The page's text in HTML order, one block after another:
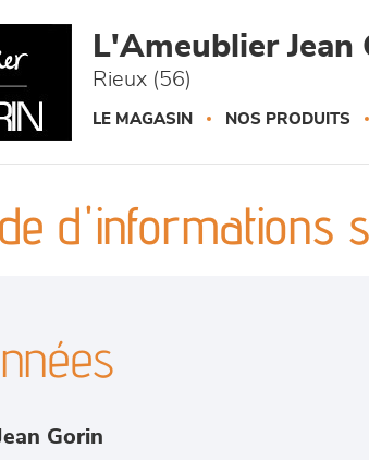
L'Ameublier Jean
Rieux (56)
LE MAGASIN NOS PRODUITS
d'informations
Gorin